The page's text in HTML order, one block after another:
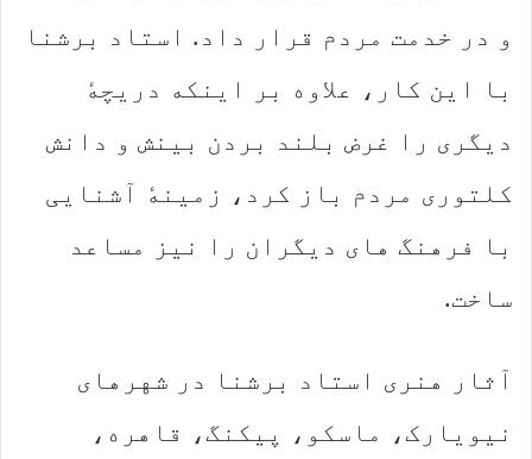
و در خدمت مردم قرار داد. استاد برشنا
با این کار، علاوه بر اینکه دریچهٔ
دیگری را غرض بلند بردن بینش و دانش
کلتوری مردم باز کرد، زمینهٔ آشنایی
با فرهنگ های دیگران را نیز مساعد
ساخت.
آثار هنری استاد برشنا در شهرهای
نیویارک، ماسکو، پیکنگ، قاهره،